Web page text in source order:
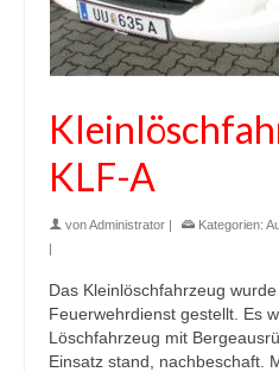
KLF-A
vonAdministrator | Kategorien:
|
Das Kleinlöschfahrzeug
Feuerwehrdienst gestellt. Es
Löschfahrzeug mit
Einsatz stand, nachbeschaft.